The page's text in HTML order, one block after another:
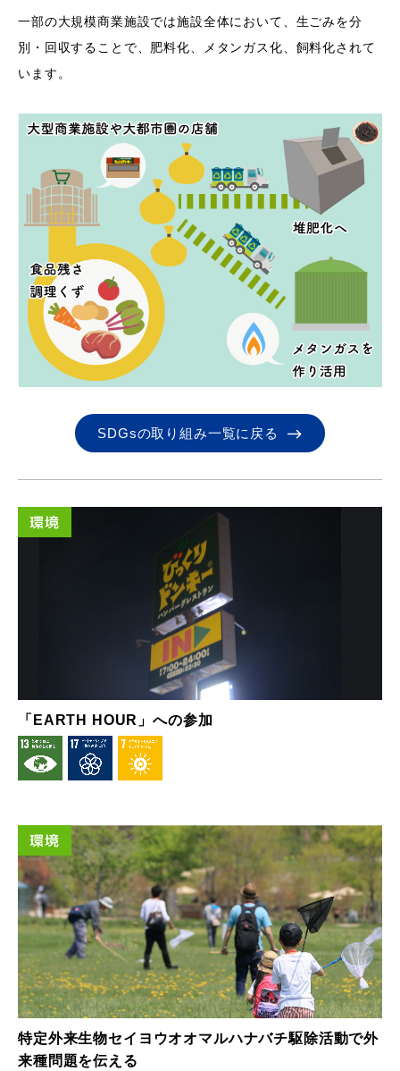
一部の大規模商業施設では施設全体において、生ごみを分
別・回収することで、肥料化、メタンガス化、飼料化されて
います。
SDGsの取り組み一覧に戻る
環境
「EARTH HOUR」への参加
環境
特定外来生物セイヨウオオマルハナバチ駆除活動で外
来種問題を伝える